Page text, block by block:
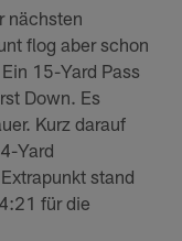
nächsten
flog aber schon
15-Yard Pass
Down. Es
Kurz darauf
Yard
stand
für die